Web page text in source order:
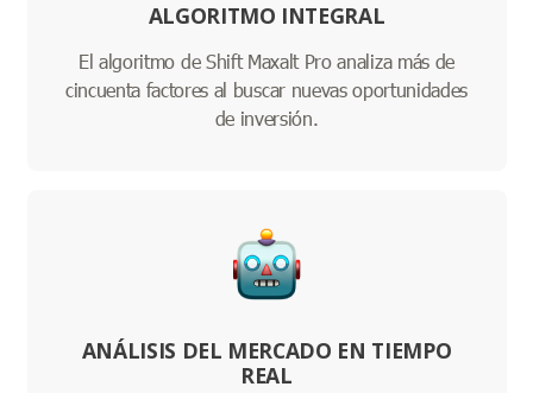
ALGORITMO INTEGRAL
El algoritmo de Shift Maxalt Pro analiza más de
cincuenta factores al buscar nuevas oportunidades
de inversión.
ANÁLISIS DEL MERCADO EN TIEMPO
REAL